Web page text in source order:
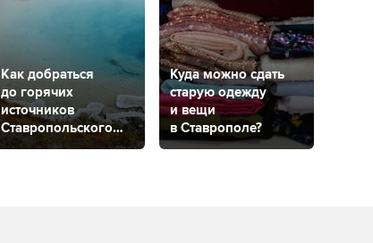
Как добраться
до горячих
источников
Ставропольского
края?
Куда можно сдать
старую одежду
и вещи
в Ставрополе?